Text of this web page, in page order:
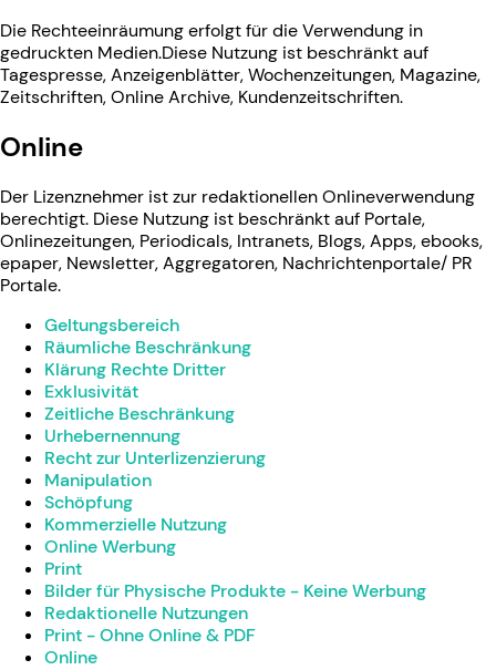
Die Rechteeinräumung erfolgt für die Verwendung in
gedruckten Medien.Diese Nutzung ist beschränkt auf
Tagespresse, Anzeigenblätter, Wochenzeitungen, Magazine,
Zeitschriften, Online Archive, Kundenzeitschriften.
Online
Der Lizenznehmer ist zur redaktionellen Onlineverwendung
berechtigt. Diese Nutzung ist beschränkt auf Portale,
Onlinezeitungen, Periodicals, Intranets, Blogs, Apps, ebooks,
epaper, Newsletter, Aggregatoren, Nachrichtenportale/ PR
Portale.
Geltungsbereich
Räumliche Beschränkung
Klärung Rechte Dritter
Exklusivität
Zeitliche Beschränkung
Urhebernennung
Recht zur Unterlizenzierung
Manipulation
Schöpfung
Kommerzielle Nutzung
Online Werbung
Print
Bilder für Physische Produkte - Keine Werbung
Redaktionelle Nutzungen
Print - Ohne Online & PDF
Online